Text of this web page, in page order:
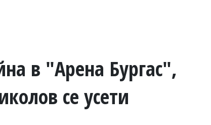
в "Арена Бургас",
се усети